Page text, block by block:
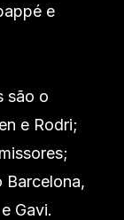
e
são o
e Rodri;
Barcelona,
Gavi.